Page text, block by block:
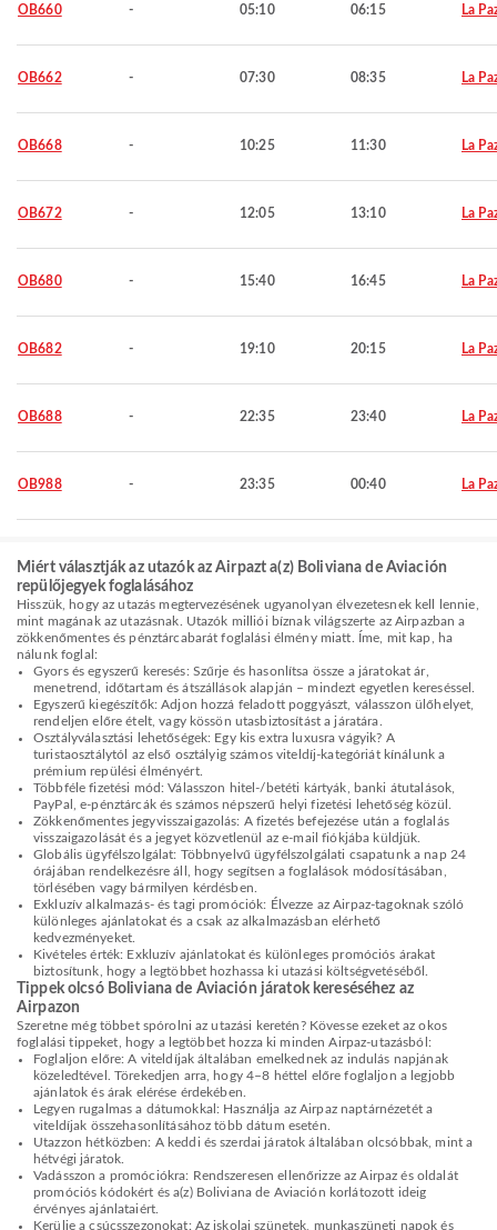
OB660 - 05:10 06:15 La
OB662 - 07:30 08:35 La
OB668 - 10:25 11:30 La
OB672 - 12:05 13:10 La
OB680 - 15:40 16:45 La
OB682 - 19:10 20:15 La
OB688 - 22:35 23:40 La
OB988 - 23:35 00:40 La
Miért választják az utazók az Airpazt a(z) Boliviana de Aviación
repülőjegyek foglalásához
Hisszük, hogy az utazás megtervezésének ugyanolyan élvezetesnek kell lennie,
mint magának az utazásnak. Utazók milliói bíznak világszerte az Airpazban a
zökkenőmentes és pénztárcabarát foglalási élmény miatt. Íme, mit kap, ha
nálunk foglal:
Gyors és egyszerű keresés: Szűrje és hasonlítsa össze a járatokat ár,
menetrend, időtartam és átszállások alapján – mindezt egyetlen kereséssel.
Egyszerű kiegészítők: Adjon hozzá feladott poggyászt, válasszon ülőhelyet,
rendeljen előre ételt, vagy kössön utasbiztosítást a járatára.
Osztályválasztási lehetőségek: Egy kis extra luxusra vágyik? A
turistaosztálytól az első osztályig számos viteldíj-kategóriát kínálunk a
prémium repülési élményért.
Többféle fizetési mód: Válasszon hitel-/betéti kártyák, banki átutalások,
PayPal, e-pénztárcák és számos népszerű helyi fizetési lehetőség közül.
Zökkenőmentes jegyvisszaigazolás: A fizetés befejezése után a foglalás
visszaigazolását és a jegyet közvetlenül az e-mail fiókjába küldjük.
Globális ügyfélszolgálat: Többnyelvű ügyfélszolgálati csapatunk a nap 24
órájában rendelkezésre áll, hogy segítsen a foglalások módosításában,
törlésében vagy bármilyen kérdésben.
Exkluzív alkalmazás- és tagi promóciók: Élvezze az Airpaz-tagoknak szóló
különleges ajánlatokat és a csak az alkalmazásban elérhető
kedvezményeket.
Kivételes érték: Exkluzív ajánlatokat és különleges promóciós árakat
biztosítunk, hogy a legtöbbet hozhassa ki utazási költségvetéséből.
Tippek olcsó Boliviana de Aviación járatok kereséséhez az
Airpazon
Szeretne még többet spórolni az utazási keretén? Kövesse ezeket az okos
foglalási tippeket, hogy a legtöbbet hozza ki minden Airpaz-utazásból:
Foglaljon előre: A viteldíjak általában emelkednek az indulás napjának
közeledtével. Törekedjen arra, hogy 4–8 héttel előre foglaljon a legjobb
ajánlatok és árak elérése érdekében.
Legyen rugalmas a dátumokkal: Használja az Airpaz naptárnézetét a
viteldíjak összehasonlításához több dátum esetén.
Utazzon hétközben: A keddi és szerdai járatok általában olcsóbbak, mint a
hétvégi járatok.
Vadásszon a promóciókra: Rendszeresen ellenőrizze az Airpaz és oldalát
promóciós kódokért és a(z) Boliviana de Aviación korlátozott ideig
érvényes ajánlataiért.
Kerülje a csúcsszezonokat: Az iskolai szünetek, munkaszüneti napok és